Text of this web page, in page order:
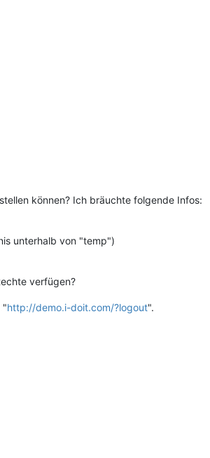
können? Ich bräuchte folgende Infos:
unterhalb von "temp")
verfügen?
"http://demo.i-doit.com/?logout".